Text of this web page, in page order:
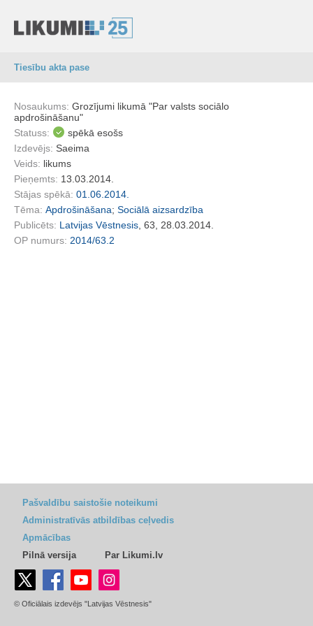
Tiesību akta pase
Nosaukums: Grozījumi likumā "Par valsts sociālo
apdrošināšanu"
Statuss:
spēkā esošs
Izdevējs: Saeima
Veids: likums
Pieņemts: 13.03.2014.
Stājas spēkā: 01.06.2014.
Tēma: Apdrošināšana; Sociālā aizsardzība
Publicēts: Latvijas Vēstnesis , 63, 28.03.2014.
OP numurs: 2014/63.2
Pašvaldību saistošie noteikumi
Administratīvās atbildības ceļvedis
Apmācības
Pilnā versija
Par Likumi.lv
© Oficiālais izdevējs "Latvijas Vēstnesis"